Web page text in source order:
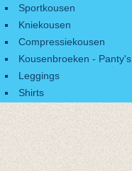
Sportkousen
Kniekousen
Compressiekousen
Kousenbroeken - Panty's
Leggings
Shirts